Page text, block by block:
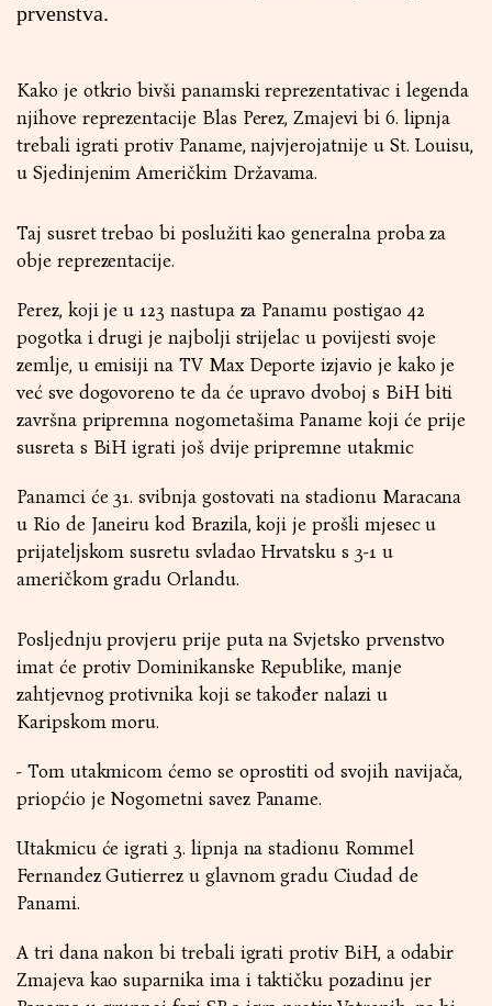
prvenstva.
Kako je otkrio bivši panamski reprezentativac i legenda
njihove reprezentacije Blas Perez, Zmajevi bi 6. lipnja
trebali igrati protiv Paname, najvjerojatnije u St. Louisu,
u Sjedinjenim Američkim Državama.
Taj susret trebao bi poslužiti kao generalna proba za
obje reprezentacije.
Perez, koji je u 123 nastupa za Panamu postigao 42
pogotka i drugi je najbolji strijelac u povijesti svoje
zemlje, u emisiji na TV Max Deporte izjavio je kako je
već sve dogovoreno te da će upravo dvoboj s BiH biti
završna pripremna nogometašima Paname koji će prije
susreta s BiH igrati još dvije pripremne utakmic
Panamci će 31. svibnja gostovati na stadionu Maracana
u Rio de Janeiru kod Brazila, koji je prošli mjesec u
prijateljskom susretu svladao Hrvatsku s 3-1 u
američkom gradu Orlandu.
Posljednju provjeru prije puta na Svjetsko prvenstvo
imat će protiv Dominikanske Republike, manje
zahtjevnog protivnika koji se također nalazi u
Karipskom moru.
- Tom utakmicom ćemo se oprostiti od svojih navijača,
priopćio je Nogometni savez Paname.
Utakmicu će igrati 3. lipnja na stadionu Rommel
Fernandez Gutierrez u glavnom gradu Ciudad de
Panami.
A tri dana nakon bi trebali igrati protiv BiH, a odabir
Zmajeva kao suparnika ima i taktičku pozadinu jer